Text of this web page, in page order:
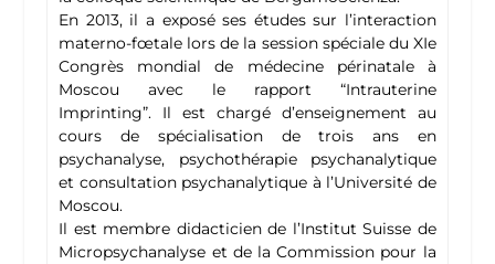
En 2013, il a exposé ses études sur l’interaction
materno-fœtale lors de la session spéciale du XIe
Congrès mondial de médecine périnatale à
Moscou avec le rapport “Intrauterine
Imprinting”. Il est chargé d’enseignement au
cours de spécialisation de trois ans en
psychanalyse, psychothérapie psychanalytique
et consultation psychanalytique à l’Université de
Moscou.
Il est membre didacticien de l’Institut Suisse de
Micropsychanalyse et de la Commission pour la